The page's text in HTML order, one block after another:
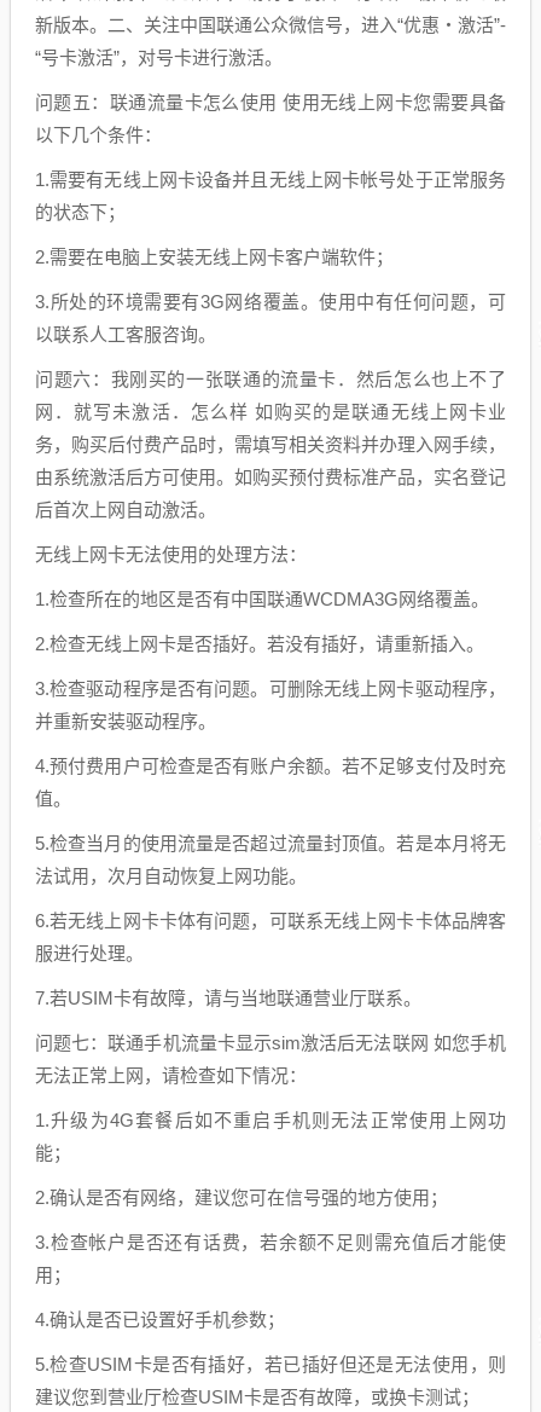
新版本。二、关注中国联通公众微信号，进入“优惠・激活”-
“号卡激活”，对号卡进行激活。
问题五：联通流量卡怎么使用 使用无线上网卡您需要具备
以下几个条件：
1.需要有无线上网卡设备并且无线上网卡帐号处于正常服务
的状态下；
2.需要在电脑上安装无线上网卡客户端软件；
3.所处的环境需要有3G网络覆盖。使用中有任何问题，可
以联系人工客服咨询。
问题六：我刚买的一张联通的流量卡．然后怎么也上不了
网．就写未激活．怎么样 如购买的是联通无线上网卡业
务，购买后付费产品时，需填写相关资料并办理入网手续，
由系统激活后方可使用。如购买预付费标准产品，实名登记
后首次上网自动激活。
无线上网卡无法使用的处理方法：
1.检查所在的地区是否有中国联通WCDMA3G网络覆盖。
2.检查无线上网卡是否插好。若没有插好，请重新插入。
3.检查驱动程序是否有问题。可删除无线上网卡驱动程序，
并重新安装驱动程序。
4.预付费用户可检查是否有账户余额。若不足够支付及时充
值。
5.检查当月的使用流量是否超过流量封顶值。若是本月将无
法试用，次月自动恢复上网功能。
6.若无线上网卡卡体有问题，可联系无线上网卡卡体品牌客
服进行处理。
7.若USIM卡有故障，请与当地联通营业厅联系。
问题七：联通手机流量卡显示sim激活后无法联网 如您手机
无法正常上网，请检查如下情况：
1.升级为4G套餐后如不重启手机则无法正常使用上网功
能；
2.确认是否有网络，建议您可在信号强的地方使用；
3.检查帐户是否还有话费，若余额不足则需充值后才能使
用；
4.确认是否已设置好手机参数；
5.检查USIM卡是否有插好，若已插好但还是无法使用，则
建议您到营业厅检查USIM卡是否有故障，或换卡测试；